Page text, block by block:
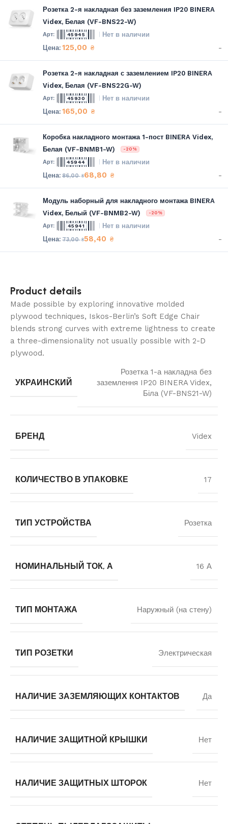
Розетка 2-я накладная без заземления IP20 BINERA
Videx, Белая (VF-BNS22-W)
45945 Нет в наличии
125,00 ₴ -
Розетка 2-я накладная с заземлением IP20 BINERA
Videx, Белая (VF-BNS22G-W)
45930 Нет в наличии
165,00 ₴ -
Коробка накладного монтажа 1-пост BINERA Videx,
Белая (VF-BNMB1-W)
-20%
45944 Нет в наличии
86,00₴68,80 ₴ -
Модуль наборный для накладного монтажа BINERA
Videx, Белый (VF-BNMB2-W)
-20%
45941 Нет в наличии
73,00₴58,40 ₴ -
Product details
Made possible by exploring innovative molded
plywood techniques, Iskos-Berlin’s Soft Edge Chair
blends strong curves with extreme lightness to create
a three-dimensionality not usually possible with 2-D
plywood.
УКРАИНСКИЙ
Розетка 1-а накладна без
заземлення IP20 BINERA Videx,
Біла (VF-BNS21-W)
БРЕНД Videx
КОЛИЧЕСТВО В УПАКОВКЕ 17
ТИП УСТРОЙСТВА Розетка
НОМИНАЛЬНЫЙ ТОК, А 16 А
ТИП МОНТАЖА Наружный (на стену)
ТИП РОЗЕТКИ Электрическая
НАЛИЧИЕ ЗАЗЕМЛЯЮЩИХ КОНТАКТОВ Да
НАЛИЧИЕ ЗАЩИТНОЙ КРЫШКИ Нет
НАЛИЧИЕ ЗАЩИТНЫХ ШТОРОК Нет